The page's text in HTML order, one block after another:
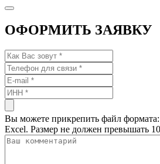
ОФОРМИТЬ ЗАЯВКУ
Вы можете прикрепить файл
Excel. Размер не должен превышать